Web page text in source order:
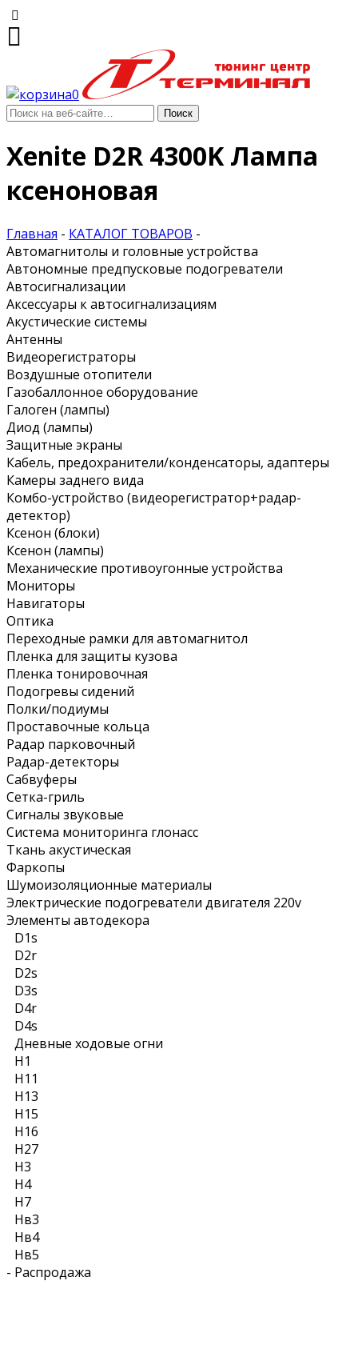
0
Xenite D2R 4300K Лампа
ксеноновая
Главная - КАТАЛОГ ТОВАРОВ -
Автомагнитолы и головные устройства
Автономные предпусковые подогреватели
Автосигнализации
Аксессуары к автосигнализациям
Акустические системы
Антенны
Видеорегистраторы
Воздушные отопители
Газобаллонное оборудование
Галоген (лампы)
Диод (лампы)
Защитные экраны
Кабель, предохранители/конденсаторы, адаптеры
Камеры заднего вида
Комбо-устройство (видеорегистратор+радар-
детектор)
Ксенон (блоки)
Ксенон (лампы)
Механические противоугонные устройства
Мониторы
Навигаторы
Оптика
Переходные рамки для автомагнитол
Пленка для защиты кузова
Пленка тонировочная
Подогревы сидений
Полки/подиумы
Проставочные кольца
Радар парковочный
Радар-детекторы
Сабвуферы
Сетка-гриль
Сигналы звуковые
Система мониторинга глонасс
Ткань акустическая
Фаркопы
Шумоизоляционные материалы
Электрические подогреватели двигателя 220v
Элементы автодекора
-
D1s
D2r
D2s
D3s
D4r
D4s
Дневные ходовые огни
Н1
Н11
Н13
Н15
Н16
Н27
Н3
Н4
Н7
Нв3
Нв4
Нв5
Распродажа